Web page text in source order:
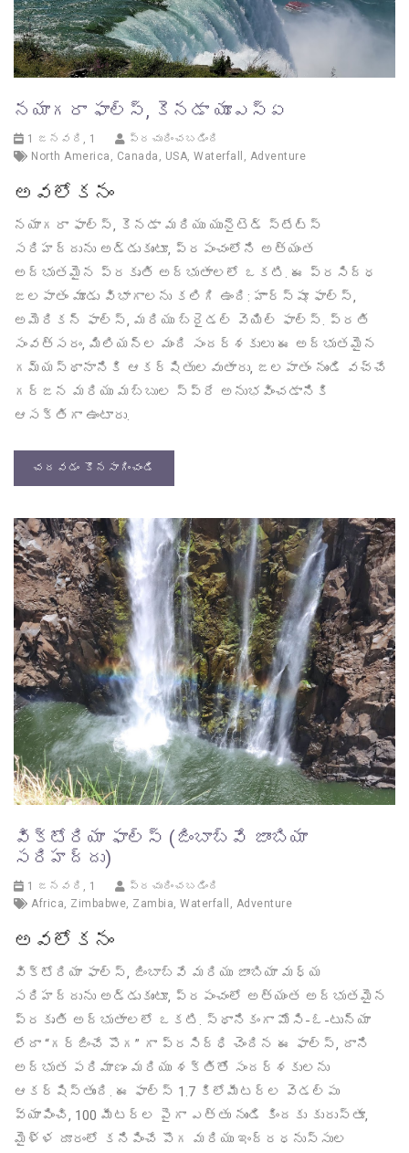
నయాగరా ఫాల్స్, కెనడా యూఎస్‌ఏ
1 జనవరి, 1
ప్రచురించబడింది
North America , Canada , USA, Waterfall , Adventure
అవలోకనం
నయాగరా ఫాల్స్, కెనడా మరియు యునైటెడ్ స్టేట్స్
సరిహద్దును అడ్డుకుంటూ, ప్రపంచంలోని అత్యంత
అద్భుతమైన ప్రకృతి అద్భుతాలలో ఒకటి. ఈ ప్రసిద్ధ
జలపాతం మూడు విభాగాలను కలిగి ఉంది: హార్స్షూ ఫాల్స్,
అమెరికన్ ఫాల్స్, మరియు బ్రైడల్ వెయిల్ ఫాల్స్. ప్రతి
సంవత్సరం, మిలియన్ల మంది సందర్శకులు ఈ అద్భుతమైన
గమ్యస్థానానికి ఆకర్షితులవుతారు, జలపాతం నుండి వచ్చే
గర్జన మరియు మబ్బుల స్ప్రే అనుభవించడానికి
ఆసక్తిగా ఉంటారు.
చదవడం కొనసాగించండి
విక్టోరియా ఫాల్స్ (జింబాబ్వే జాంబియా
సరిహద్దు)
1 జనవరి, 1
ప్రచురించబడింది
Africa
Zimbabwe Zambia Waterfall Adventure
అవలోకనం
విక్టోరియా ఫాల్స్, జింబాబ్వే మరియు జాంబియా మధ్య
సరిహద్దును అడ్డుకుంటూ, ప్రపంచంలో అత్యంత అద్భుతమైన
ప్రకృతి అద్భుతాలలో ఒకటి. స్థానికంగా మోసి-ఓ-టున్యా
లేదా “గర్జించే పొగ” గా ప్రసిద్ధి చెందిన ఈ ఫాల్స్, దాని
అద్భుత పరిమాణం మరియు శక్తితో సందర్శకులను
ఆకర్షిస్తుంది. ఈ ఫాల్స్ 1.7 కిలోమీటర్ల వెడల్పు
వ్యాపించి, 100 మీటర్ల పైగా ఎత్తు నుండి కిందకు కురుస్తూ,
మైళ్ళ దూరంలో కనిపించే పొగ మరియు ఇంద్రధనుస్సుల